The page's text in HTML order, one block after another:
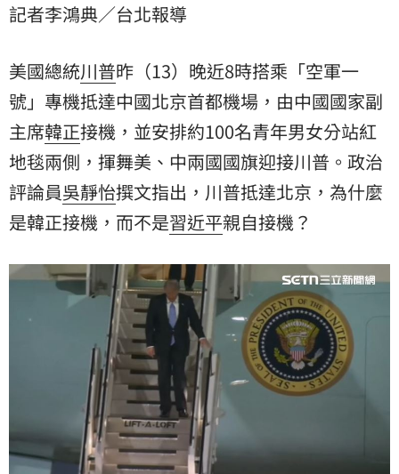
機？
記者李鴻典／台北報導
美國總統川普昨（13）晚近8時搭乘「空軍一
號」專機抵達中國北京首都機場，由中國國家副
主席韓正接機，並安排約100名青年男女分站紅
地毯兩側，揮舞美、中兩國國旗迎接川普。政治
評論員吳靜怡撰文指出，川普抵達北京，為什麼
是韓正接機，而不是習近平親自接機？